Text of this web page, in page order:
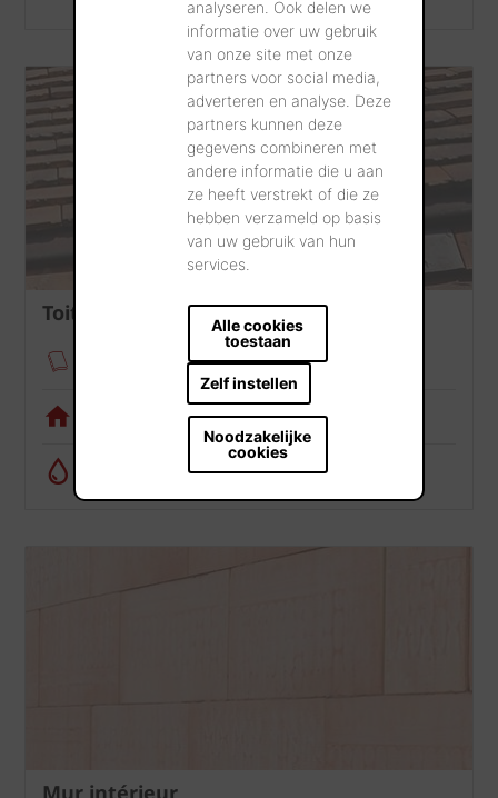
analyseren. Ook delen we
informatie over uw gebruik
van onze site met onze
partners voor social media,
adverteren en analyse. Deze
partners kunnen deze
gegevens combineren met
andere informatie die u aan
ze heeft verstrekt of die ze
hebben verzameld op basis
van uw gebruik van hun
services.
Alle cookies
toestaan
Zelf instellen
Noodzakelijke
cookies
Toiture
Fixation des tuiles
Appli de visualisation
Calculatrice de récupération d’eau
Mur intérieur